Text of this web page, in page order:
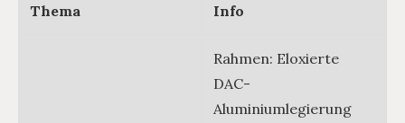
Thema Info
Rahmen: Eloxierte
DAC-
Aluminiumlegierung